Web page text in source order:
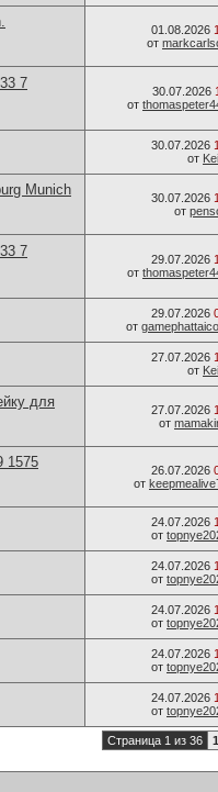
01.08.2026
от
7
30.07.2026
от
30.07.2026
от
Munich
30.07.2026
от
7
29.07.2026
от
29.07.2026
от
27.07.2026
от
для
27.07.2026
от
1575
26.07.2026
от
24.07.2026
от
24.07.2026
от
24.07.2026
от
24.07.2026
от
24.07.2026
от
Страница 1 из 36 1